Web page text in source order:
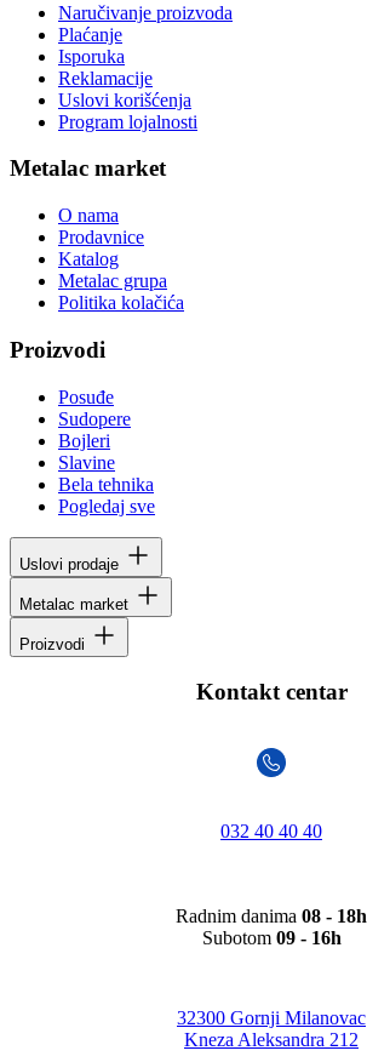
Naručivanje proizvoda
Plaćanje
Isporuka
Reklamacije
Uslovi korišćenja
Program lojalnosti
Metalac market
O nama
Prodavnice
Katalog
Metalac grupa
Politika kolačića
Proizvodi
Posuđe
Sudopere
Bojleri
Slavine
Bela tehnika
Pogledaj sve
Uslovi prodaje
Metalac market
Proizvodi
Kontakt centar
032 40 40 40
Radnim danima 08 - 18h
Subotom 09 - 16h
32300 Gornji Milanovac
Kneza Aleksandra 212